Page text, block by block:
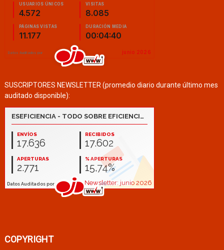
SUSCRIPTORES NEWSLETTER (promedio diario durante último mes
auditado disponible):
COPYRIGHT